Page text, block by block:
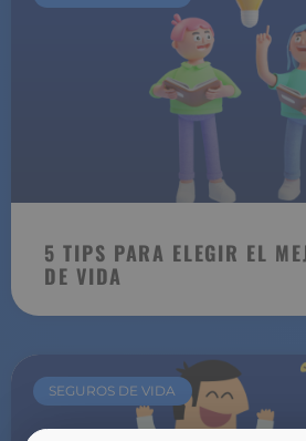
5 TIPS PARA ELEGIR EL
DE VIDA
SEGUROS DE VIDA